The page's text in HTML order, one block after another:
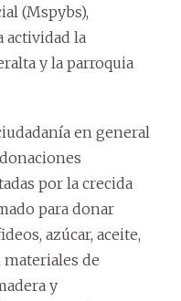
(Mspybs),
actividad la
y la parroquia
en general
por la crecida
para donar
azúcar, aceite,
materiales de
y